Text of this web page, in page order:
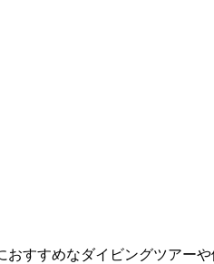
すすめなダイビングツアー